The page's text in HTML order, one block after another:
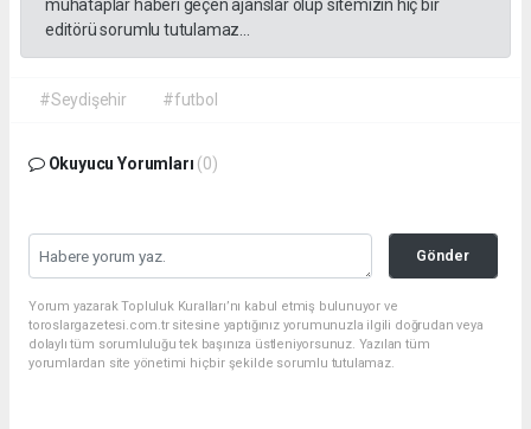
muhataplar haberi geçen ajanslar olup sitemizin hiç bir
editörü sorumlu tutulamaz...
#Seydişehir #futbol
Okuyucu Yorumları (0)
Gönder
Yorum yazarak Topluluk Kuralları’nı kabul etmiş bulunuyor ve
toroslargazetesi.com.tr sitesine yaptığınız yorumunuzla ilgili doğrudan veya
dolaylı tüm sorumluluğu tek başınıza üstleniyorsunuz. Yazılan tüm
yorumlardan site yönetimi hiçbir şekilde sorumlu tutulamaz.